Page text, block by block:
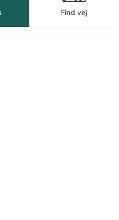
Find vej